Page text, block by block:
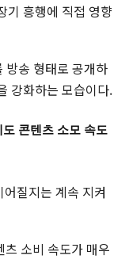
기 흥행에 직접 영향
방송 형태로 공개하
강화하는 모습이다.
콘텐츠 소모 속도
질지는 계속 지켜
소비 속도가 매우